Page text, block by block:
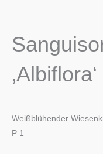
‚Albiflora‘
Weißblühender
P 1